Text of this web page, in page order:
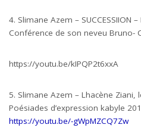
4. Slimane Azem – SUCCESSIION –
Conférence de son neveu Bruno-
https://youtu.be/kIPQP2t6xxA
5. Slimane Azem – Lhacène Ziani,
Poésiades d’expression kabyle
https://youtu.be/-gWpMZCQ7Zw